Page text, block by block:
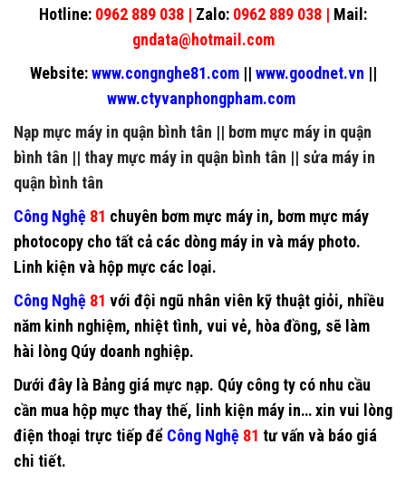
Hotline: 0962 889 038 | Zalo: 0962 889 038 | Mail:
gndata@hotmail.com
Website:www.congnghe81.com || www.goodnet.vn ||
www.ctyvanphongpham.com
Nạp mực máy in quận bình tân || bơm mực máy in quận
bình tân || thay mực máy in quận bình tân || sửa máy in
quận bình tân
Công Nghệ 81 chuyên bơm mực máy in, bơm mực máy
photocopy cho tất cả các dòng máy in và máy photo.
Linh kiện và hộp mực các loại.
Công Nghệ 81 với đội ngũ nhân viên kỹ thuật giỏi, nhiều
năm kinh nghiệm, nhiệt tình, vui vẻ, hòa đồng, sẽ làm
hài lòng Qúy doanh nghiệp.
Dưới đây là Bảng giá mực nạp. Qúy công ty có nhu cầu
cần mua hộp mực thay thế, linh kiện máy in… xin vui lòng
điện thoại trực tiếp để Công Nghệ 81 tư vấn và báo giá
chi tiết.